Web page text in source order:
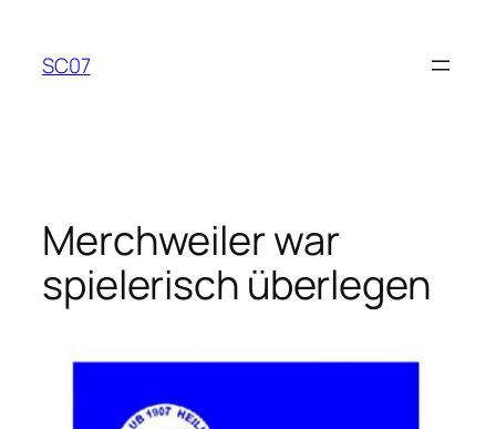
springen
SC07
Merchweiler war
spielerisch überlegen